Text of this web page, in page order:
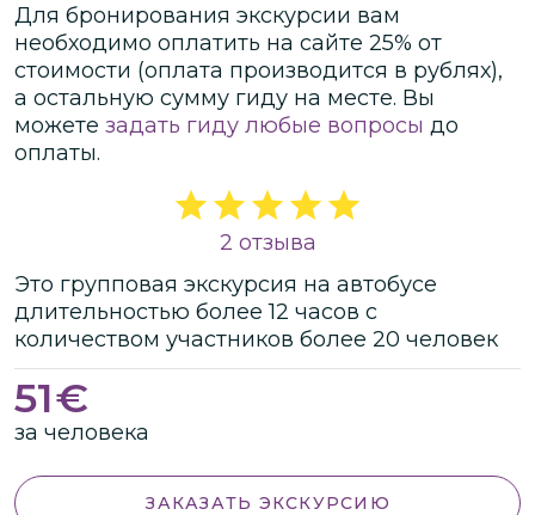
Для бронирования экскурсии вам
необходимо оплатить на сайте 25% от
стоимости (оплата производится в рублях),
а остальную сумму гиду на месте. Вы
можете задать гиду любые вопросы до
оплаты.
2 отзыва
Это групповая экскурсия на автобусе
длительностью более 12 часов с
количеством участников более 20 человек
51€
за человека
ЗАКАЗАТЬ ЭКСКУРСИЮ